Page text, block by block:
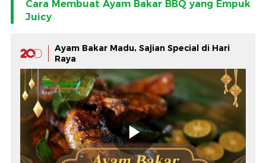
Cara Membuat Ayam Bakar BBQ yang Empuk
Juicy
Ayam Bakar Madu, Sajian Special di Hari
Raya